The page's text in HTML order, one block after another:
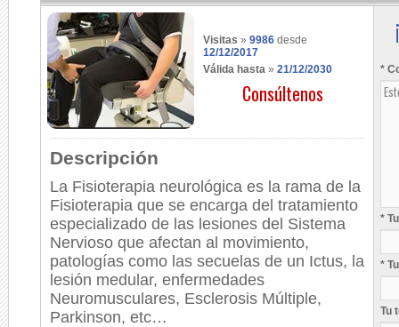
Visitas » 9986 desde
12/12/2017
Válida hasta » 21/12/2030
Consúltenos
Descripción
La Fisioterapia neurológica es la rama de la
Fisioterapia que se encarga del tratamiento
especializado de las lesiones del Sistema
Nervioso que afectan al movimiento,
patologías como las secuelas de un Ictus, la
lesión medular, enfermedades
Neuromusculares, Esclerosis Múltiple,
Parkinson, etc…
*
*
*
Tu